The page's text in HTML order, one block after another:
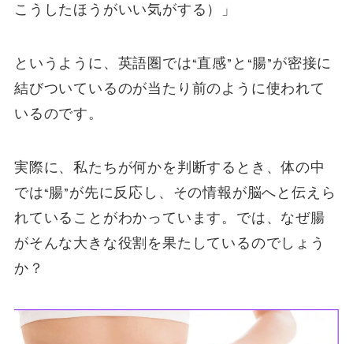
こうしたほうがいい気がする）」
というように、英語圏では“直感”と“腸”が密接に
結びついているのが当たり前のように使われて
いるのです。
実際に、私たちが何かを判断するとき、体の中
では“腸”が先に反応し、その情報が脳へと伝えら
れていることがわかっています。では、なぜ腸
がそんな大きな役割を果たしているのでしょう
か？